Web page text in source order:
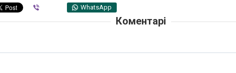
WhatsApp
Коментарі